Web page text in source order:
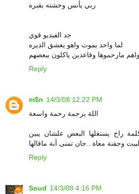
ربي يأنس وحشته بقبره
جد الفيديو قوي
لما واحد يموت واهو يعشق الديره
مارحموها وقاعدين ياكلون ببعضهم
Reply
m$n 14/3/08 12:22 PM
اللة يرحمة رحمة واسعة
راح يستغلها البعض علشان يبين
وجفنة معاة ..جان تمنى أنة ماقالها
Reply
Soud 14/3/08 4:16 PM